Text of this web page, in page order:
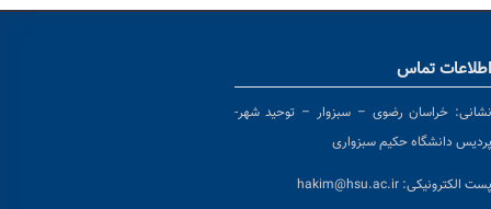
تماس
خراسان رضوی – سبزوار – توحید شهر-
دانشگاه حکیم سبزواری
الکترونیکی: hakim@hsu.ac.ir